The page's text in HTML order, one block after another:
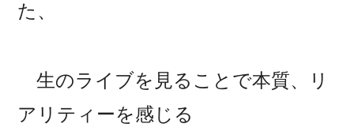
た、
生のライブを見ることで本質、リ
アリティーを感じる